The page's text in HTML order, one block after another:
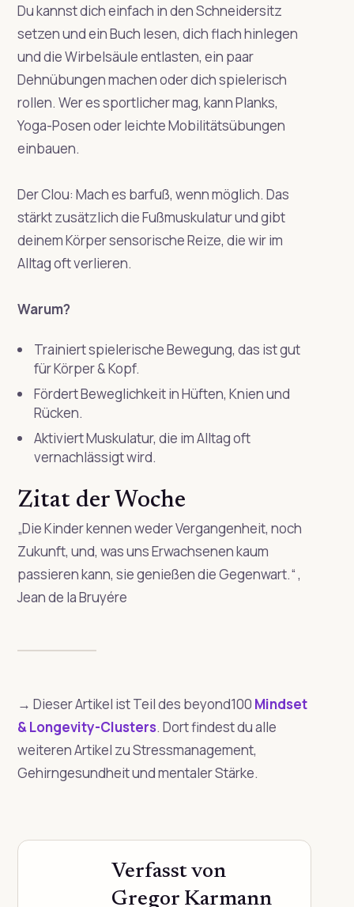
Du kannst dich einfach in den Schneidersitz
setzen und ein Buch lesen, dich flach hinlegen
und die Wirbelsäule entlasten, ein paar
Dehnübungen machen oder dich spielerisch
rollen. Wer es sportlicher mag, kann Planks,
Yoga-Posen oder leichte Mobilitätsübungen
einbauen.
Der Clou: Mach es barfuß, wenn möglich. Das
stärkt zusätzlich die Fußmuskulatur und gibt
deinem Körper sensorische Reize, die wir im
Alltag oft verlieren.
Warum?
Trainiert spielerische Bewegung, das ist gut
für Körper & Kopf.
Fördert Beweglichkeit in Hüften, Knien und
Rücken.
Aktiviert Muskulatur, die im Alltag oft
vernachlässigt wird.
Zitat der Woche
„Die Kinder kennen weder Vergangenheit, noch
Zukunft, und, was uns Erwachsenen kaum
passieren kann, sie genießen die Gegenwart.“,
Jean de la Bruyére
→ Dieser Artikel ist Teil des beyond100 Mindset
& Longevity-Clusters. Dort findest du alle
weiteren Artikel zu Stressmanagement,
Gehirngesundheit und mentaler Stärke.
Verfasst von
Gregor Karmann